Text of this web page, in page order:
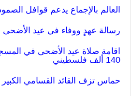
العالم بالإجماع يدعم قوافل
رسالة عهدٍ ووفاء في عيد الأضحى
اقامة صلاة عيد الأضحى في
140 ألف فلسطيني
حماس تزف القائد القسامي